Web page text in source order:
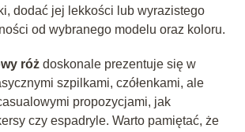
dodać jej lekkości lub wyrazistego
od wybranego modelu oraz koloru.
różdoskonale prezentuje się w
szpilkami, czółenkami, ale
propozycjami, jak
czy espadryle. Warto pamiętać, że